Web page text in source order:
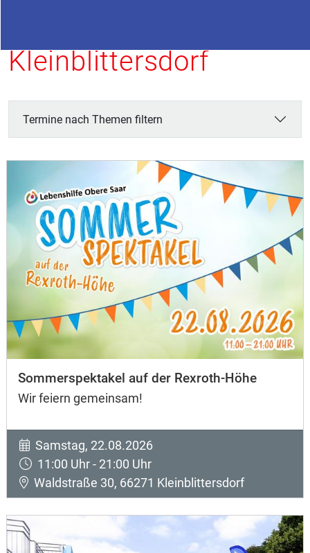
Kleinblittersdorf
Termine nach Themen filtern
Sommerspektakel auf der Rexroth-Höhe
Wir feiern gemeinsam!
Samstag, 22.08.2026
11:00 Uhr - 21:00 Uhr
Waldstraße 30, 66271 Kleinblittersdorf